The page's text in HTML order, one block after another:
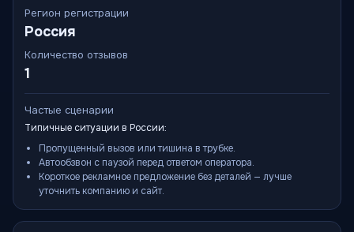
Регион регистрации
Россия
Количество отзывов
1
Частые сценарии
Типичные ситуации в России:
Пропущенный вызов или тишина в трубке.
Автообзвон с паузой перед ответом оператора.
Короткое рекламное предложение без деталей — лучше
уточнить компанию и сайт.